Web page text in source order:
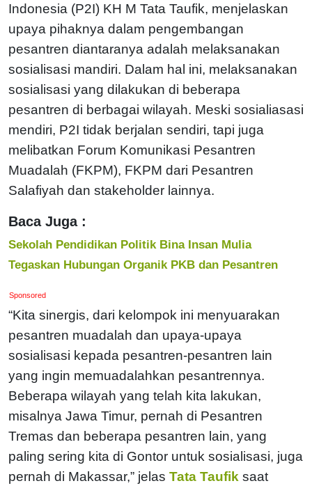
Indonesia (P2I) KH M Tata Taufik, menjelaskan
upaya pihaknya dalam pengembangan
pesantren diantaranya adalah melaksanakan
sosialisasi mandiri. Dalam hal ini, melaksanakan
sosialisasi yang dilakukan di beberapa
pesantren di berbagai wilayah. Meski sosialiasasi
mendiri, P2I tidak berjalan sendiri, tapi juga
melibatkan Forum Komunikasi Pesantren
Muadalah (FKPM), FKPM dari Pesantren
Salafiyah dan stakeholder lainnya.
Baca Juga :
Sekolah Pendidikan Politik Bina Insan Mulia
Tegaskan Hubungan Organik PKB dan Pesantren
Sponsored
“Kita sinergis, dari kelompok ini menyuarakan
pesantren muadalah dan upaya-upaya
sosialisasi kepada pesantren-pesantren lain
yang ingin memuadalahkan pesantrennya.
Beberapa wilayah yang telah kita lakukan,
misalnya Jawa Timur, pernah di Pesantren
Tremas dan beberapa pesantren lain, yang
paling sering kita di Gontor untuk sosialisasi, juga
pernah di Makassar,” jelas Tata Taufik saat